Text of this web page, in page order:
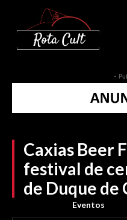
-
Caxias Beer
festival de
de Duque de
Eventos